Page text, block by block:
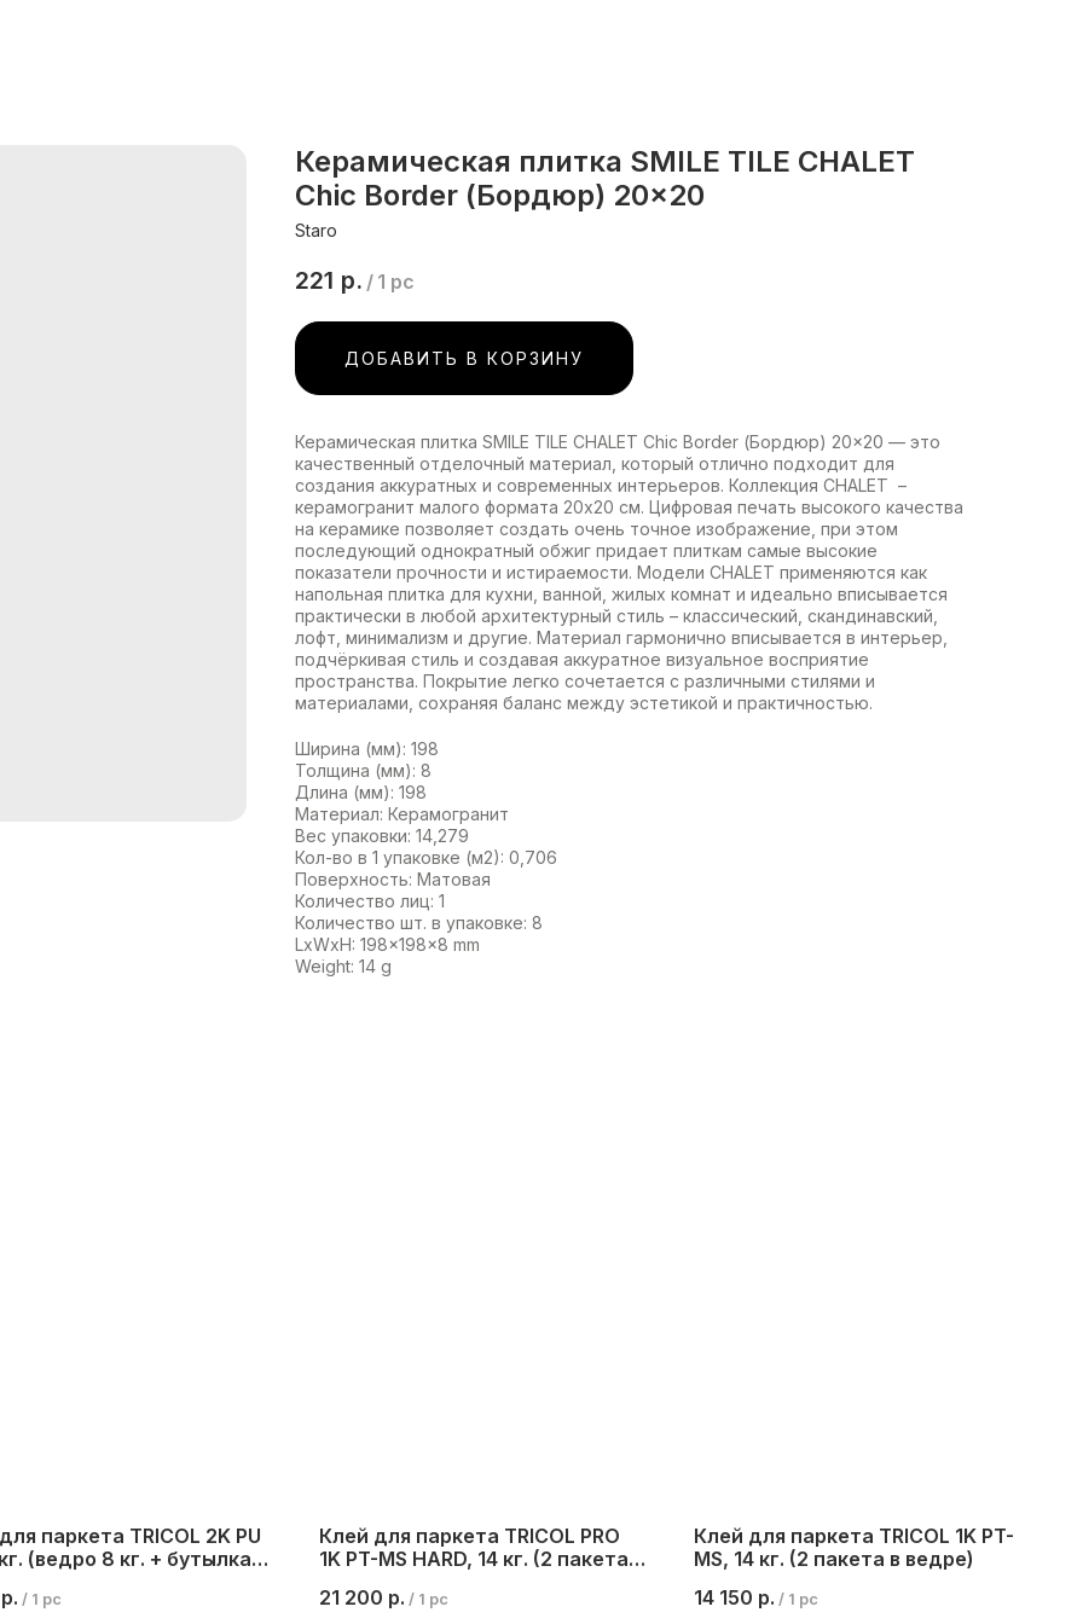
Керамическая плитка SMILE TILE CHALET
Chic Border (Бордюр) 20x20
Staro
221 р. / 1 pc
ДОБАВИТЬ В КОРЗИНУ
Керамическая плитка SMILE TILE CHALET Chic Border (Бордюр) 20x20 — это
качественный отделочный материал, который отлично подходит для
создания аккуратных и современных интерьеров. Коллекция CHALET –
керамогранит малого формата 20х20 см. Цифровая печать высокого качества
на керамике позволяет создать очень точное изображение, при этом
последующий однократный обжиг придает плиткам самые высокие
показатели прочности и истираемости. Модели CHALET применяются как
напольная плитка для кухни, ванной, жилых комнат и идеально вписывается
практически в любой архитектурный стиль – классический, скандинавский,
лофт, минимализм и другие. Материал гармонично вписывается в интерьер,
подчёркивая стиль и создавая аккуратное визуальное восприятие
пространства. Покрытие легко сочетается с различными стилями и
материалами, сохраняя баланс между эстетикой и практичностью.
Ширина (мм): 198
Толщина (мм): 8
Длина (мм): 198
Материал: Керамогранит
Вес упаковки: 14,279
Кол-во в 1 упаковке (м2): 0,706
Поверхность: Матовая
Количество лиц: 1
Количество шт. в упаковке: 8
LxWxH: 198x198x8 mm
Weight: 14 g
паркета TRICOL 2K PU
(ведро 8 кг. + бутылка 1
р. / 1 pc
Клей для паркета TRICOL PRO
1K PT-MS HARD, 14 кг. (2 пакета в
21 200 р. / 1 pc
Клей для паркета TRICOL 1K PT-
MS, 14 кг. (2 пакета в ведре)
14 150 р. / 1 pc